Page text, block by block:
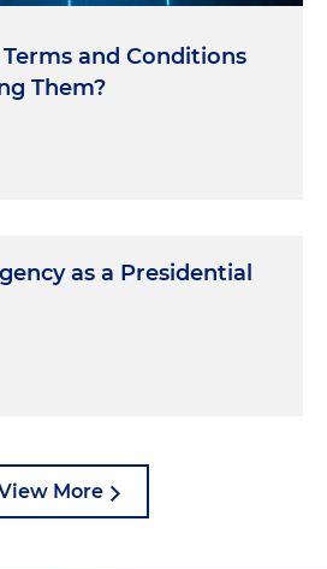
and Conditions
Them?
as a Presidential
More